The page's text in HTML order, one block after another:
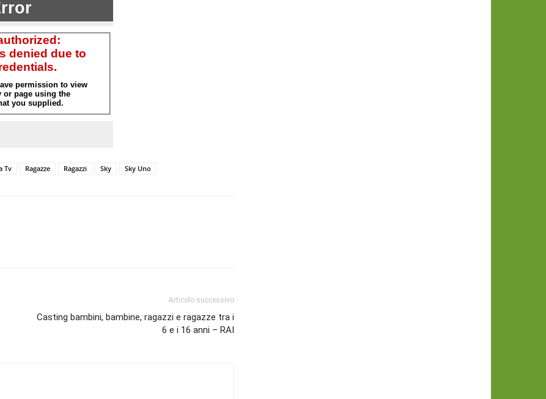
Tv Ragazze Ragazzi Sky Sky Uno
Articolo successivo
Casting bambini, bambine, ragazzi e ragazze tra i
6 e i 16 anni – RAI